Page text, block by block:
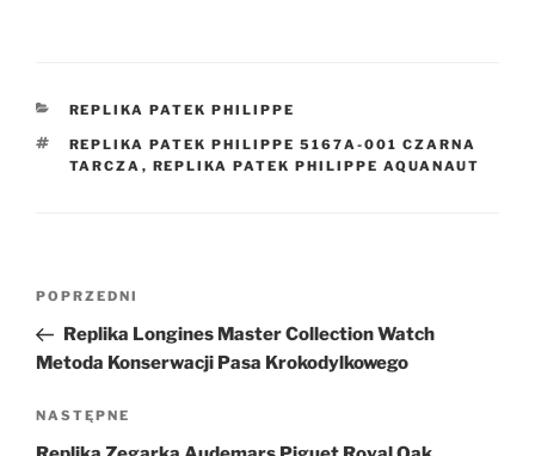
KATEGORIE
REPLIKA PATEK PHILIPPE
TAGI
REPLIKA PATEK PHILIPPE 5167A-001 CZARNA
TARCZA , REPLIKA PATEK PHILIPPE AQUANAUT
Nawigacja
Poprzedni
wpis
POPRZEDNI
Replika Longines Master Collection Watch
Metoda Konserwacji Pasa Krokodylkowego
Następny
wpis
NASTĘPNE